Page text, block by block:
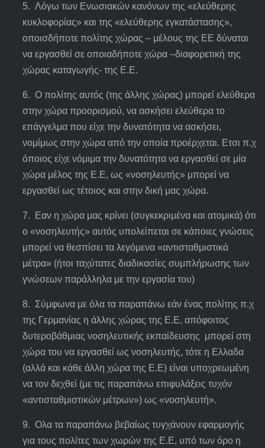
5. Λόγω των Ενωσιακών κανόνων της «ελεύθερης
κυκλοφορίας» και της «ελεύθερης εγκατάστασης»,
οποισδήποτε πολίτης χώρας – μέλους της ΕΕ δύναται
να εργασθεί σε οποιαδήποτε χώρα –διαφορετική της
χώρας καταγωγής- της Ε.Ε.
6. Ο πολίτης αυτός (της άλλης χώρας) μπορεί ελεύθερα
στην χώρα προορισμού, να ασκήσει ελεύθερα το
επάγγελμα που είχε την δυνατότητα να ασκήσει,
νομίμως στην χώρα από την οποία προέρχεται. Ετσι π.χ
όποιος είχε νόμιμα την δυνατότητα να εργασθεί σε μία
χώρα μέλος της Ε.Ε, ως «νοσηλευτής» μπορεί να
εργασθεί ως τέτοιος και στην δική μας χώρα.
7. Εαν η χώρα μας κρίνει (συγκεκριμένα και ατομικά) ότι
ο «νοσηλευτής» αυτός υπολείπεται σε κάποιες γνώσεις
μπορεί να θεσπίσει τα λεγόμενα «αντισταθμιστικά
μέτρα» (ήτοι ταχύτατες διαδικασίες συμπλήρωσης των
γνώσεων παράλληλα με την εργασία του)
8. Σύμφωνα με όλα τα παραπάνω εάν ένας πολίτης π.χ
της Γερμανίας η άλλης χώρας της Ε.Ε, απόφοιτος
δυτεροβάθμιας νοσηλευτικής εκπαίδευσης μπορεί στη
χώρα του να εργασθεί ως νοσηλευτής, τότε η Ελλαδα
(αλλά και κάθε άλλη χώρα της Ε.Ε) είναι υποχρεωμένη
να τον δεχθεί (με τις παραπάνω επιφυλάξεις τυχόν
«αντισταθμιστικών μέτρων») ως «νοσηλευτή».
9. Ολα τα παραπάνω βεβαίως τυγχάνουν εφαρμογής
για τους πολίτες των χωρών της Ε.Ε, υπό των όρο η